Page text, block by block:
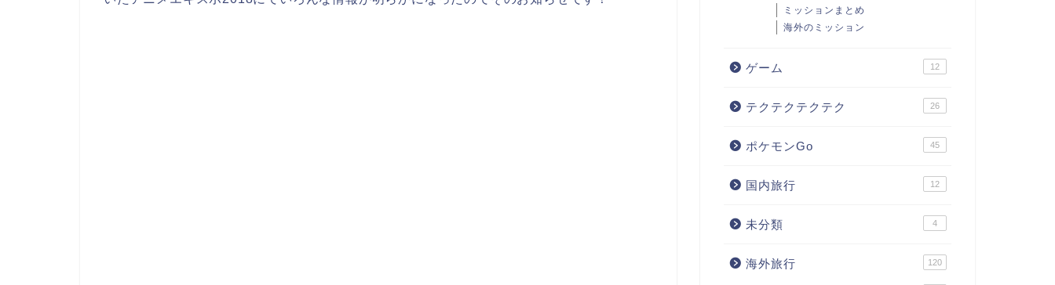
ミッションまとめ
海外のミッション
ゲーム 12
テクテクテクテク 26
ポケモンGo 45
国内旅行 12
未分類 4
海外旅行 120